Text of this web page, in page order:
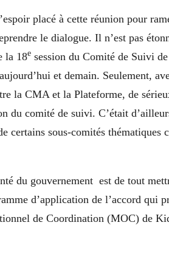
placé à cette réunion pour
le dialogue. Il n’est pas
la 18e session du Comité de Suivi
et demain. Seulement,
la CMA et la Plateforme, de
du comité de suivi. C’était
certains sous-comités thématiques
du gouvernement est de tout
d’application de l’accord qui
de Coordination (MOC) de